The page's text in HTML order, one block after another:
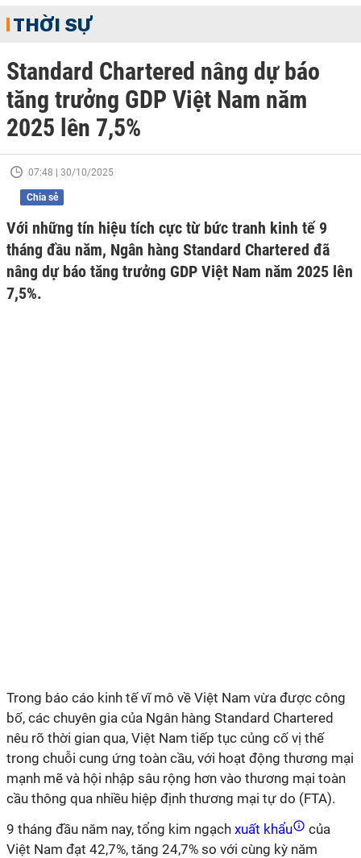
THỜI SỰ
Standard Chartered nâng dự báo
tăng trưởng GDP Việt Nam năm
2025 lên 7,5%
07:48 | 30/10/2025
Chia sẻ
Với những tín hiệu tích cực từ bức tranh kinh tế 9
tháng đầu năm, Ngân hàng Standard Chartered đã
nâng dự báo tăng trưởng GDP Việt Nam năm 2025 lên
7,5%.
Trong báo cáo kinh tế vĩ mô về Việt Nam vừa được công
bố, các chuyên gia của Ngân hàng Standard Chartered
nêu rõ thời gian qua, Việt Nam tiếp tục củng cố vị thế
trong chuỗi cung ứng toàn cầu, với hoạt động thương mại
mạnh mẽ và hội nhập sâu rộng hơn vào thương mại toàn
cầu thông qua nhiều hiệp định thương mại tự do (FTA).
9 tháng đầu năm nay, tổng kim ngạch xuất khẩu
của
Việt Nam đạt 42,7%, tăng 24,7% so với cùng kỳ năm